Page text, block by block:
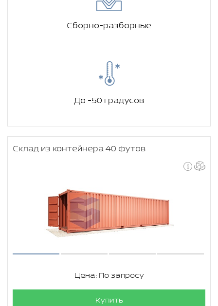
Сборно-разборные
До -50 градусов
Склад из контейнера 40 футов
Цена: По запросу
Купить